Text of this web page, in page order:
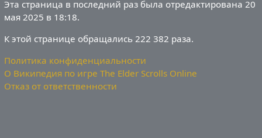
Эта страница в последний раз была отредактирована 20
мая 2025 в 18:18.
К этой странице обращались 222 382 раза.
Политика конфиденциальности
О Википедия по игре The Elder Scrolls Online
Отказ от ответственности